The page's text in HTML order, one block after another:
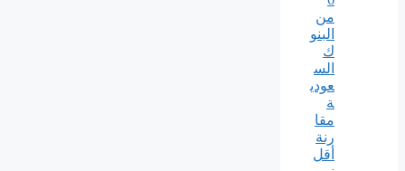
من
البنو
ك
الس
عودي
ة
مقا
رنة
أقل